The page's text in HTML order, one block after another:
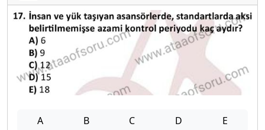
A B C D E